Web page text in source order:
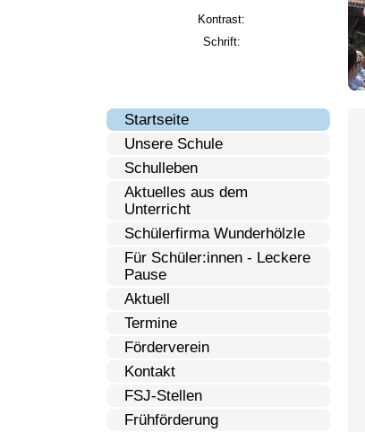
Kontrast:
Schrift:
Startseite
Unsere Schule
Schulleben
Aktuelles aus dem
Unterricht
Schülerfirma Wunderhölzle
Für Schüler:innen - Leckere
Pause
Aktuell
Termine
Förderverein
Kontakt
FSJ-Stellen
Frühförderung